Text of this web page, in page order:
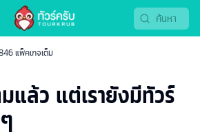
แพ็คเกจเต็ม
แล้ว แต่เรายังมีทัวร์